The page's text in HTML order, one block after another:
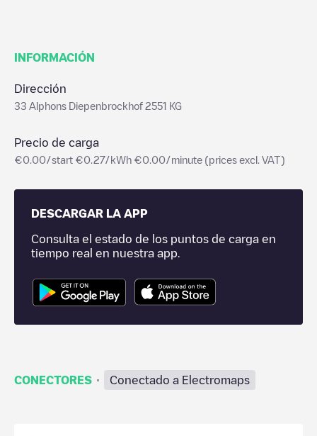
INFORMACIÓN
Dirección
33 Alphons Diepenbrockhof 2551 KG
Precio de carga
€0.00/start €0.27/kWh €0.00/minute (prices excl. VAT)
DESCARGAR LA APP
Consulta el estado de los puntos de carga en
tiempo real en nuestra app.
CONECTORES · Conectado a Electromaps